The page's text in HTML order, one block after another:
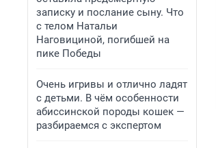
записку и послание сыну. Что
с телом Натальи
Наговициной, погибшей на
пике Победы
Очень игривы и отлично ладят
с детьми. В чём особенности
абиссинской породы кошек —
разбираемся с экспертом